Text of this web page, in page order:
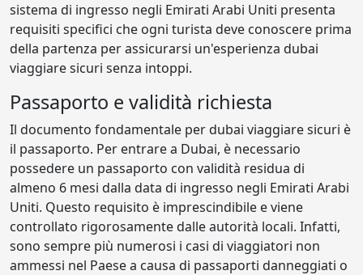
sistema di ingresso negli Emirati Arabi Uniti presenta
requisiti specifici che ogni turista deve conoscere prima
della partenza per assicurarsi un'esperienza dubai
viaggiare sicuri senza intoppi.
Passaporto e validità richiesta
Il documento fondamentale per dubai viaggiare sicuri è
il passaporto. Per entrare a Dubai, è necessario
possedere un passaporto con validità residua di
almeno 6 mesi dalla data di ingresso negli Emirati Arabi
Uniti. Questo requisito è imprescindibile e viene
controllato rigorosamente dalle autorità locali. Infatti,
sono sempre più numerosi i casi di viaggiatori non
ammessi nel Paese a causa di passaporti danneggiati o